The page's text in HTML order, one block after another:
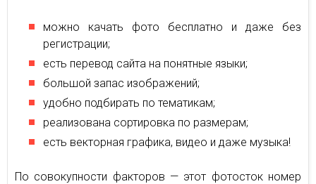
можно качать фото бесплатно и даже без
регистрации;
есть перевод сайта на понятные языки;
большой запас изображений;
удобно подбирать по тематикам;
реализована сортировка по размерам;
есть векторная графика, видео и даже музыка!
По совокупности факторов — этот фотосток номер